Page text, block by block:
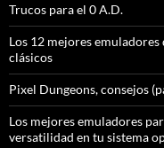
Trucos para el 0 A.D.
Los 12 mejores
clásicos
Pixel Dungeons, consejos
Los mejores emuladores
versatilidad en tu sistema